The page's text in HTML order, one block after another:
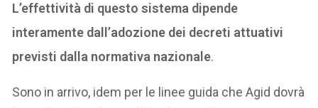
L’effettività di questo sistema dipende
interamente dall’adozione dei decreti attuativi
previsti dalla normativa nazionale.
Sono in arrivo, idem per le linee guida che Agid dovrà